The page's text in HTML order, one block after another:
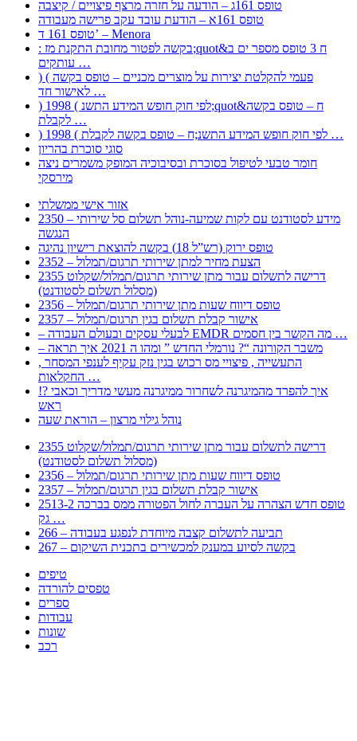
טופס 161ג – הודעה על חזרה מרצף פיצויים / קיצבה
טופס 161א – הודעת עובד עקב פרישה מעבודה
טופס 161 ד’ – Menora
: בקשה לפטור מחובת התקנת מז;quot&ח 3 טופס מספר ים ב
עותקים …
) ( פעמי להקלטת יצירות על מוצרים מכניים – טופס בקשה
לאישור חד …
) 1998 ( לפי חוק חופש המידע התשנ;quot&ח – טופס בקשה
לקבלת …
) 1998 ( לפי חוק חופש המידע התשנ;ח – טופס בקשה לקבלת …
סוגי סוכרת בהריון
חומר טבעי לטיפול בסוכרת ובסיבוכיה המופק משמרים ניצה
מירסקי
אזור אישי ממשלתי
2350 – מידע לסטודנט עם לקות שמיעה-נוהל תשלום סל שירותי
הנגשה
טופס ירוק (רש”ל 18) בקשה להוצאת רישיון נהיגה
2352 – הצעת מחיר למתן שירותי תרגום/תמלול
2355 דרישה לתשלום עבור מתן שירותי תרגום/תמלול/שקלוט
(מסלול תשלום לסטודנט)
2356 – טופס דיווח שעות מתן שירותי תרגום/תמלול
2357 – אישור קבלת תשלום בגין תרגום/תמלול
– לבעלי עסקים ובעולם העבודה EMDR מה הקשר בין חסמים …
– משבר הקורונה “? נורמלי החדש ” ומהו ה 2021 איך תראה
, התעשייה , פיצויי מס רכוש בגין נזק עקיף לענפי המסחר
החקלאות …
!? איך להפרד מהמיגרנה לשחרור ממיגרנה מעשי מדריך וכאבי
ראש
נוהל גילוי מרצון – הוראת שעה
2355 דרישה לתשלום עבור מתן שירותי תרגום/תמלול/שקלוט
(מסלול תשלום לסטודנט)
2356 – טופס דיווח שעות מתן שירותי תרגום/תמלול
2357 – אישור קבלת תשלום בגין תרגום/תמלול
2513-2 טופס חדש הצהרה על העברה לחול הפטורה ממס בברכה
גק …
266 – תביעה לתשלום קצבה מיוחדת לנפגע בעבודה
267 – בקשה לסיוע במענק למכשירים בתכנית השיקום
טיפים
טפסים להורדה
ספרים
עבודות
שונות
רכב